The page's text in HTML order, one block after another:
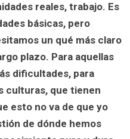
reales, trabajo. Es
básicas, pero
un qué más claro
plazo. Para aquellas
dificultades, para
culturas, que tienen
esto no va de que yo
de dónde hemos